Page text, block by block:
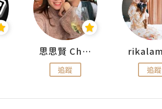
思思賢 ChillMyBabe
追蹤 追蹤